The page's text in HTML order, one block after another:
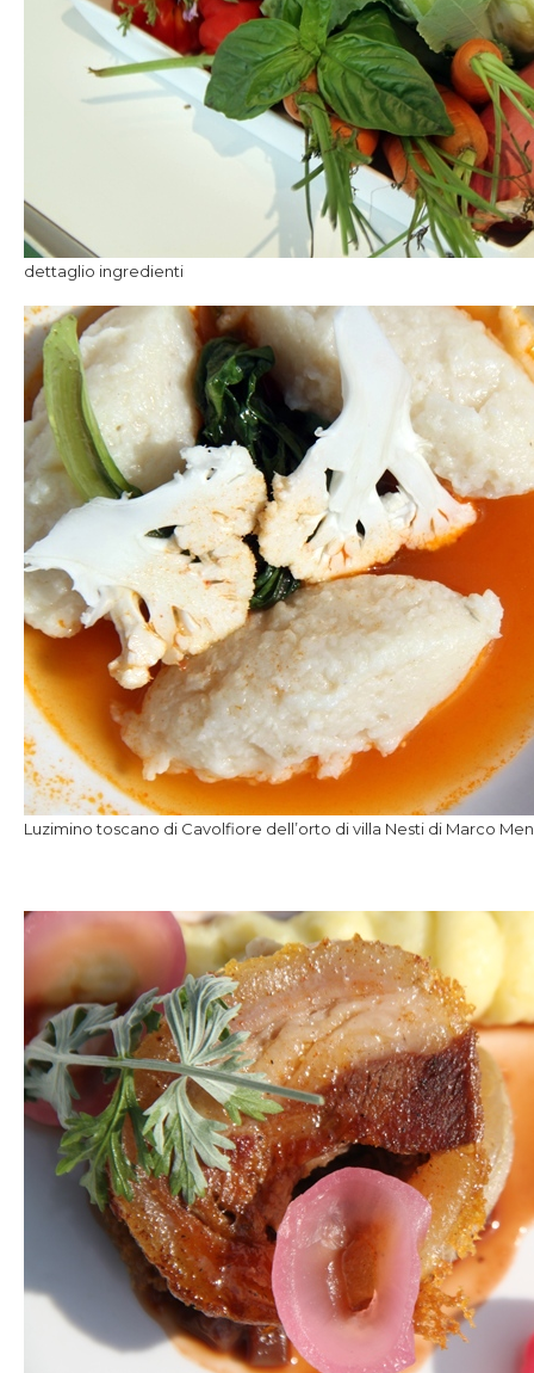
dettaglio ingredienti
Luzimino toscano di Cavolfiore dell’orto di villa Nesti di Marco